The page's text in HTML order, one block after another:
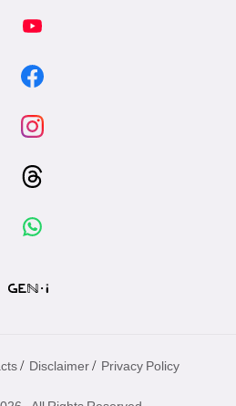
/ Disclaimer / Privacy Policy